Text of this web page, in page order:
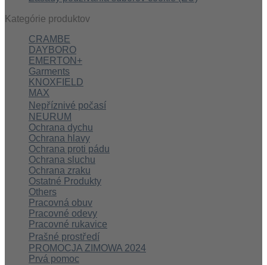
Kategórie produktov
CRAMBE
DAYBORO
EMERTON+
Garments
KNOXFIELD
MAX
Nepříznivé počasí
NEURUM
Ochrana dychu
Ochrana hlavy
Ochrana proti pádu
Ochrana sluchu
Ochrana zraku
Ostatné Produkty
Others
Pracovná obuv
Pracovné odevy
Pracovné rukavice
Prašné prostředí
PROMOCJA ZIMOWA 2024
Prvá pomoc